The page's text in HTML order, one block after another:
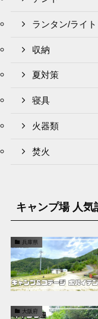
ランタン/ライト
収納
夏対策
寝具
火器類
焚火
キャンプ場 人気
兵庫県
大阪府